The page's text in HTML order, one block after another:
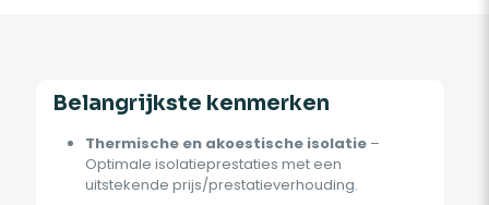
Belangrijkste kenmerken
Thermische en akoestische isolatie–
Optimale isolatieprestaties met een
uitstekende prijs/prestatieverhouding.